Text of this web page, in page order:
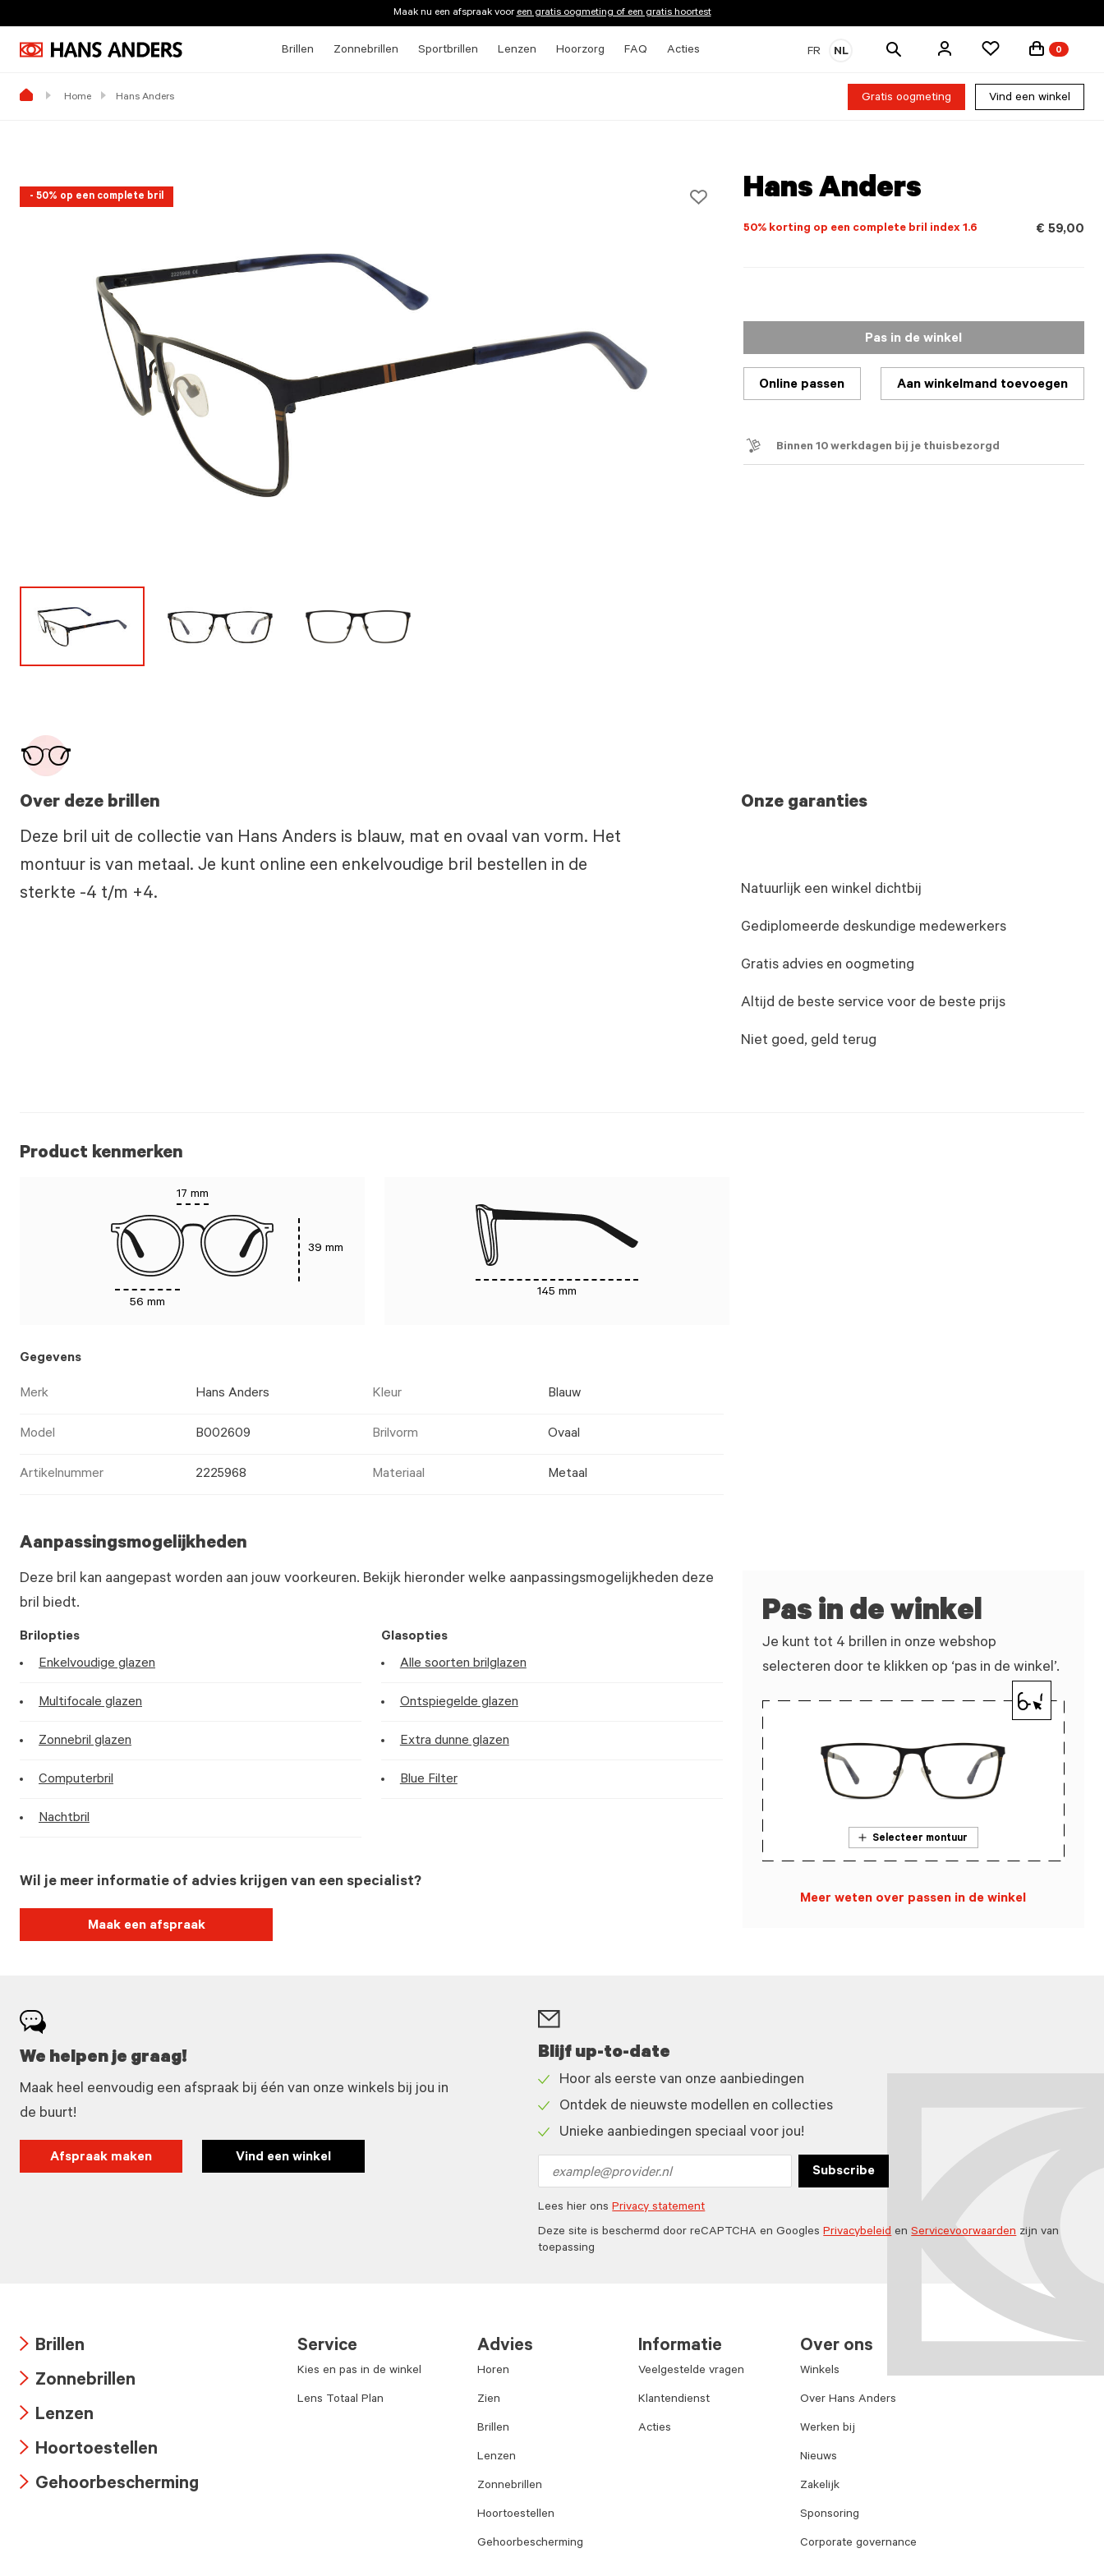
Maak nu een afspraak vooreen gratis oogmeting of een gratis hoortest
Brillen Zonnebrillen Sportbrillen Lenzen Hoorzorg FAQ Acties FR NL
Zoek
0
Home Hans Anders Gratis oogmeting Vind een winkel
- 50% op een complete bril Hans Anders
50% korting op een complete bril index 1.6 € 59,00
Pas in de winkel
Online passen Aan winkelmand toevoegen
Binnen 10 werkdagen bij je thuisbezorgd
Over deze brillen
Deze bril uit de collectie van Hans Anders is blauw, mat en ovaal van vorm. Het
montuur is van metaal. Je kunt online een enkelvoudige bril bestellen in de
sterkte -4 t/m +4.
Onze garanties
Natuurlijk een winkel dichtbij
Gediplomeerde deskundige medewerkers
Gratis advies en oogmeting
Altijd de beste service voor de beste prijs
Niet goed, geld terug
Product kenmerken
17 mm
56 mm
39 mm
145 mm
Gegevens
Merk Hans Anders Kleur Blauw
Model B002609 Brilvorm Ovaal
Artikelnummer 2225968 Materiaal Metaal
Aanpassingsmogelijkheden
Deze bril kan aangepast worden aan jouw voorkeuren. Bekijk hieronder welke aanpassingsmogelijkheden deze
bril biedt.
Brilopties
Enkelvoudige glazen
Multifocale glazen
Zonnebril glazen
Computerbril
Nachtbril
Glasopties
Alle soorten brilglazen
Ontspiegelde glazen
Extra dunne glazen
Blue Filter
Wil je meer informatie of advies krijgen van een specialist?
Maak een afspraak
Pas in de winkel
Je kunt tot 4 brillen in onze webshop
selecteren door te klikken op ‘pas in de winkel’.
Selecteer montuur
Meer weten over passen in de winkel
We helpen je graag!
Maak heel eenvoudig een afspraak bij één van onze winkels bij jou in
de buurt!
Afspraak maken Vind een winkel
Blijf up-to-date
icon
Hoor als eerste van onze aanbiedingen
icon
Ontdek de nieuwste modellen en collecties
Unieke aanbiedingen speciaal voor jou!
address
Subscribe
Lees hier onsPrivacy statement
Deze site is beschermd door reCAPTCHA en GooglesPrivacybeleidenServicevoorwaardenzijn van
toepassing
icon
Brillen
icon
Zonnebrillen
icon
Lenzen
icon
Hoortoestellen
Gehoorbescherming
Service
Kies en pas in de winkel
Lens Totaal Plan
Advies
Horen
Zien
Brillen
Lenzen
Zonnebrillen
Hoortoestellen
Gehoorbescherming
Informatie
Veelgestelde vragen
Klantendienst
Acties
Over ons
Winkels
Over Hans Anders
Werken bij
Nieuws
Zakelijk
Sponsoring
Corporate governance